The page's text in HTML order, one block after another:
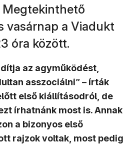
Megtekinthető
vasárnap a Viadukt
óra között.
az agyműködést,
asszociálni” – írták
első kiállításodról, de
írhatnánk most is. Annak
a bizonyos első
rajzok voltak, most pedig